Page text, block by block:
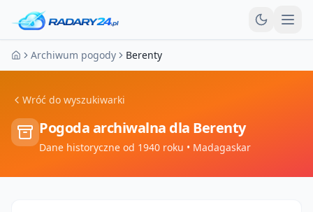
Strona główna
Archiwum pogody Berenty
Wróć do wyszukiwarki
Pogoda archiwalna dla Berenty
Dane historyczne od 1940 roku • Madagaskar